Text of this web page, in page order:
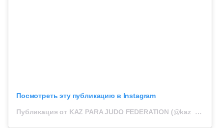
Посмотреть эту публикацию в Instagram
Публикация от KAZ PARA JUDO FEDERATION (@kaz_para_judo)